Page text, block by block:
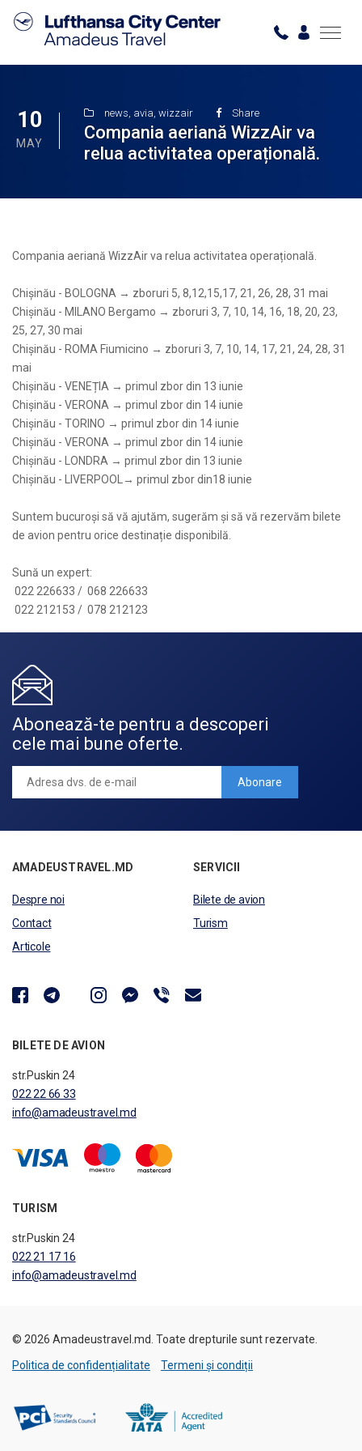
10
MAY
news, avia, wizzair Share
Compania aeriană WizzAir va
relua activitatea operațională.
Compania aeriană WizzAir va relua activitatea operațională.
Chișinău - BOLOGNA → zboruri 5, 8,12,15,17, 21, 26, 28, 31 mai
Chișinău - MILANO Bergamo → zboruri 3, 7, 10, 14, 16, 18, 20, 23,
25, 27, 30 mai
Chișinău - ROMA Fiumicino → zboruri 3, 7, 10, 14, 17, 21, 24, 28, 31
mai
Chișinău - VENEȚIA → primul zbor din 13 iunie
Chișinău - VERONA → primul zbor din 14 iunie
Chișinău - TORINO → primul zbor din 14 iunie
Chișinău - VERONA → primul zbor din 14 iunie
Chișinău - LONDRA → primul zbor din 13 iunie
Chișinău - LIVERPOOL→ primul zbor din18 iunie
Suntem bucuroși să vă ajutăm, sugerăm și să vă rezervăm bilete
de avion pentru orice destinație disponibilă.
Sună un expert:
022 226633 / 068 226633
022 212153 / 078 212123
Abonează-te pentru a descoperi
cele mai bune oferte.
Abonare
AMADEUSTRAVEL.MD
Despre noi
Contact
Articole
SERVICII
Bilete de avion
Turism
BILETE DE AVION
str.Puskin 24
022 22 66 33
info@amadeustravel.md
TURISM
str.Puskin 24
022 21 17 16
info@amadeustravel.md
© 2026 Amadeustravel.md. Toate drepturile sunt rezervate.
Politica de confidențialitate
Termeni și condiții